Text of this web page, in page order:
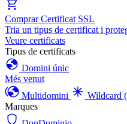
Comprar Certificat SSL
Tria un tipus de certificat i
Veure certificats
Tipus de certificats
Domini únic
Més venut
Multidomini
Wildcard
Marques